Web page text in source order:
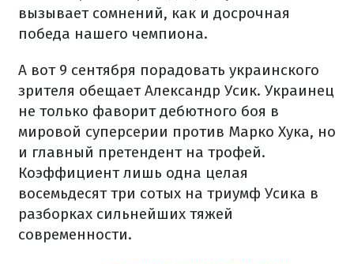
вызывает сомнений, как и досрочная
победа нашего чемпиона.
А вот 9 сентября порадовать украинского
зрителя обещает Александр Усик. Украинец
не только фаворит дебютного боя в
мировой суперсерии против Марко Хука, но
и главный претендент на трофей.
Коэффициент лишь одна целая
восемьдесят три сотых на триумф Усика в
разборках сильнейших тяжей
современности.